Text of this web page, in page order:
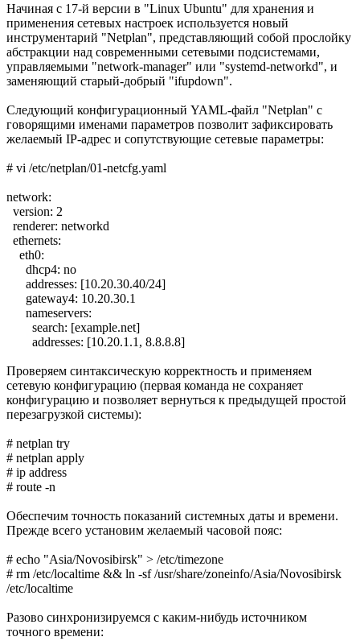
Начиная с 17-й версии в "Linux Ubuntu" для хранения и
применения сетевых настроек используется новый
инструментарий "Netplan", представляющий собой прослойку
абстракции над современными сетевыми подсистемами,
управляемыми "network-manager" или "systemd-networkd", и
заменяющий старый-добрый "ifupdown".
Следующий конфигурационный YAML-файл "Netplan" с
говорящими именами параметров позволит зафиксировать
желаемый IP-адрес и сопутствующие сетевые параметры:
# vi /etc/netplan/01-netcfg.yaml
network:
version: 2
renderer: networkd
ethernets:
eth0:
dhcp4: no
addresses: [10.20.30.40/24]
gateway4: 10.20.30.1
nameservers:
search: [example.net]
addresses: [10.20.1.1, 8.8.8.8]
Проверяем синтаксическую корректность и применяем
сетевую конфигурацию (первая команда не сохраняет
конфигурацию и позволяет вернуться к предыдущей простой
перезагрузкой системы):
# netplan try
# netplan apply
# ip address
# route -n
Обеспечим точность показаний системных даты и времени.
Прежде всего установим желаемый часовой пояс:
# echo "Asia/Novosibirsk" > /etc/timezone
# rm /etc/localtime && ln -sf /usr/share/zoneinfo/Asia/Novosibirsk
/etc/localtime
Разово синхронизируемся с каким-нибудь источником
точного времени: